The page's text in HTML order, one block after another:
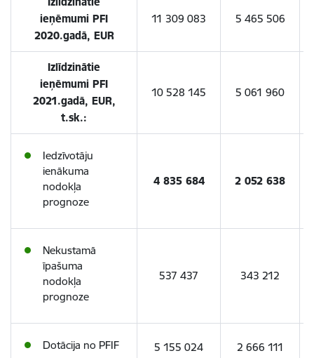
ieņēmumi PFI
2020.gadā, EUR
11 309 083 5 465 506
Izlīdzinātie
ieņēmumi PFI
2021.gadā, EUR,
t.sk.:
10 528 145 5 061 960
Iedzīvotāju
ienākuma
nodokļa
prognoze
4 835 684 2 052 638
Nekustamā
īpašuma
nodokļa
prognoze
537 437 343 212
Dotācija no PFIF 5 155 024 2 666 111